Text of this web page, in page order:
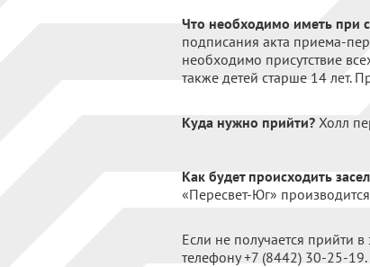
Что необходимо иметь при
подписания акта приема-
необходимо присутствие
также детей старше 14 лет.
Куда нужно прийти? Холл
Как будет происходить
«Пересвет-Юг»
Если не получается прийти
телефону +7 (8442) 30-25-19.